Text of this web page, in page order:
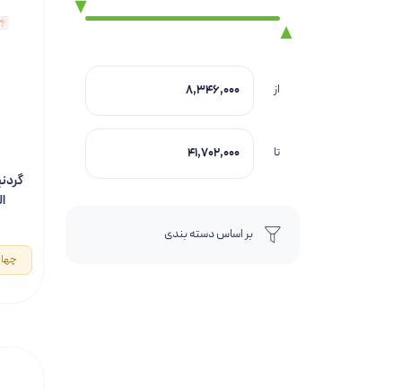
از
تا
بر اساس دسته بندی
چهار